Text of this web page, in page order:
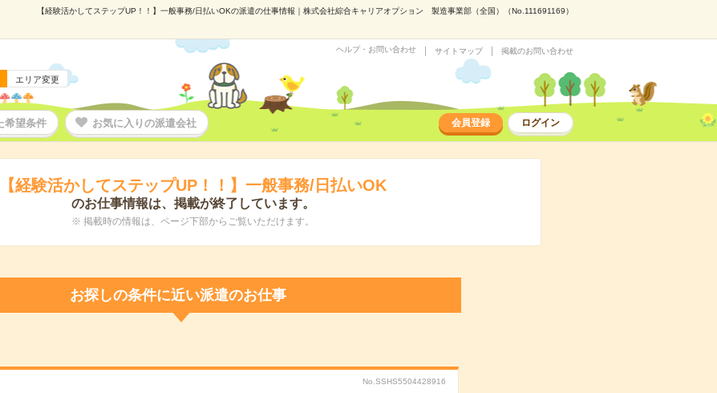
【経験活かしてステップUP！！】一般事務/日払いOKの派遣の仕事情報｜株式会社綜合キャリアオプション 製造事業部（全国）（No.111691169）
エリア変更
ヘルプ・お問い合わせ サイトマップ 掲載のお問い合わせ
希望条件 お気に入りの派遣会社 会員登録 ログイン
【経験活かしてステップUP！！】一般事務/日払いOK
のお仕事情報は、掲載が終了しています。
※ 掲載時の情報は、ページ下部からご覧いただけます。
お探しの条件に近い派遣のお仕事
No.SSHS5504428916